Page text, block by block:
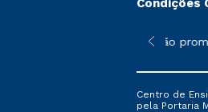
Condições
sofrer alterações nos
*A condição
Centro de
pela Portaria